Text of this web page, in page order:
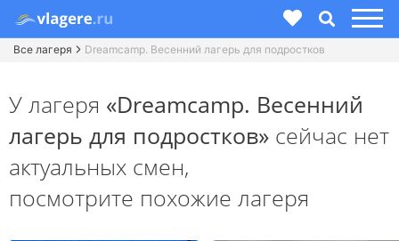
Все лагеря Dreamcamp. Весенний лагерь для подростков
У лагеря «Dreamcamp. Весенний
лагерь для подростков» сейчас нет
актуальных смен,
посмотрите похожие лагеря